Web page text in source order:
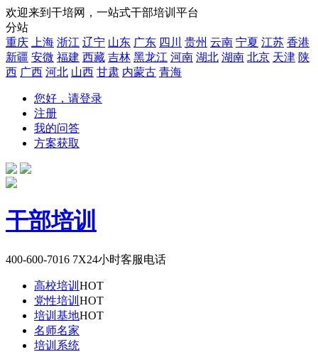
欢迎来到干培网，一站式干部培训平台
分站
重庆
上海 浙江 辽宁 山东 广东 四川 贵州 云南 宁夏 江苏 香港
新疆 安微 福建 西藏 吉林 黑龙江 河南 湖北 湖南 北京 天津 陕
西 广西 河北 山西 甘肃 内蒙古 青海
您好，请登录
注册
我的问答
方案获取
干部培训
400-600-7016 7X24小时客服电话
高校培训 HOT
党性培训 HOT
培训基地HOT
名师名家
培训系统